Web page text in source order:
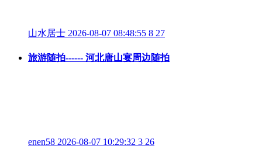
山水居士 2026-08-07 08:48:55 8 27
旅游随拍------ 河北唐山宴周边随拍
enen58 2026-08-07 10:29:32 3 26